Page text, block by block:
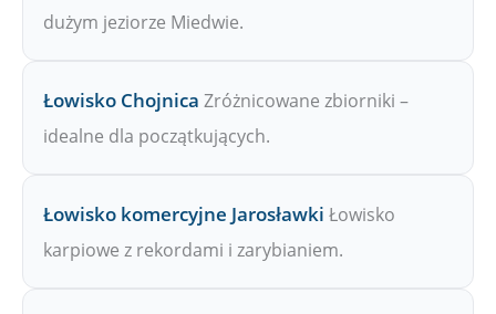
dużym jeziorze Miedwie.
Łowisko Chojnica Zróżnicowane zbiorniki –
idealne dla początkujących.
Łowisko komercyjne Jarosławki Łowisko
karpiowe z rekordami i zarybianiem.